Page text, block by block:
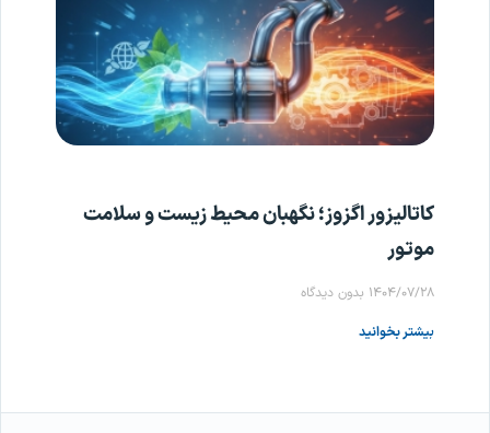
کاتالیزور اگزوز؛ نگهبان محیط زیست و سلامت
موتور
۱۴۰۴/۰۷/۲۸ بدون دیدگاه
بیشتر بخوانید